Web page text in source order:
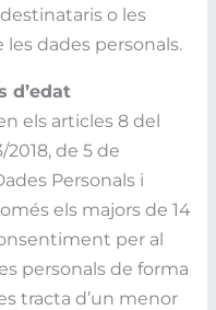
destinataris o les
dades personals.
d’edat
els articles 8 del
2018, de 5 de
Personals i
els majors de 14
per al
personals de forma
tracta d’un menor